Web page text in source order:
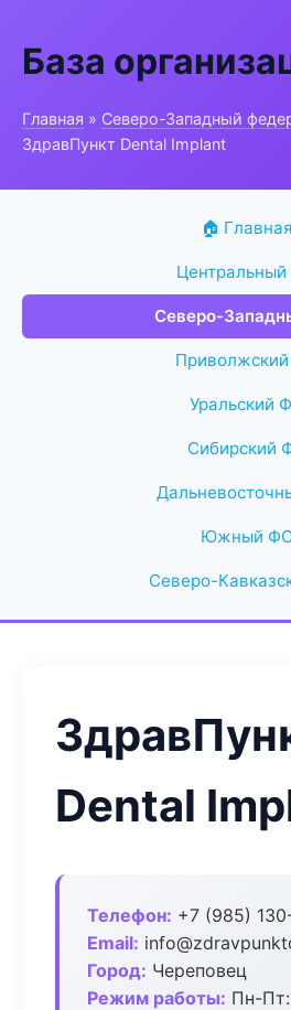
База
Главная » Северо-Западный
ЗдравПункт Dental Implant
🏠 Главная
Северо-
Уральский
Сибирский
Южный
Северо-
Dental
Телефон: +7 (985)
Email:
Город: Череповец
Режим работы: Пн-